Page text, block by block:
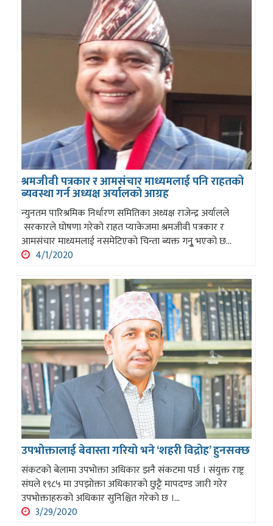
श्रमजीवी पत्रकार र आमसंचार माध्यमलाई पनि राहतको
ब्यवस्था गर्न अध्यक्ष अर्यालको आग्रह
न्युनतम पारिश्रमिक निर्धारण समितिका अध्यक्ष राजेन्द्र अर्यालले
सरकारले घोषणा गरेको राहत प्याकेजमा श्रमजीवी पत्रकार र
आमसंचार माध्यमलाई नसमेटिएको चिन्ता ब्यक्त गनुृ भएको छ...
4/1/2020
उपभोक्तालाई बेवास्ता गरियो भने ‘शहरी विद्रोह’ हुनसक्छ
संकटको बेलामा उपभोक्ता अधिकार झनै संकटमा पर्छ । संयुक्त राष्ट्र
संघले १९८५ मा उपझोक्ता अधिकारको छुट्टै मापदण्ड जारी गरेर
उपभोक्ताहरुको अधिकार सुनिश्चित गरेको छ ।...
3/29/2020